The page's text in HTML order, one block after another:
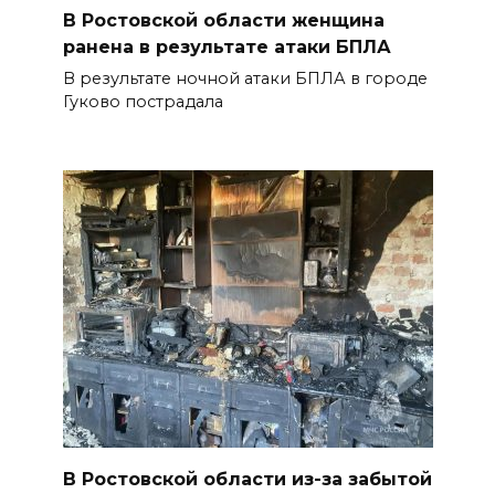
В Ростовской области женщина
ранена в результате атаки БПЛА
В результате ночной атаки БПЛА в городе
Гуково пострадала
В Ростовской области из-за забытой